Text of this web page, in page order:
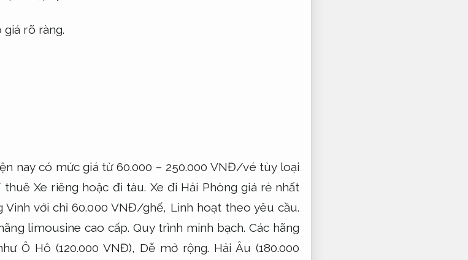
giá rõ ràng.
nay có mức giá từ 60.000 – 250.000 VNĐ/vé tùy loại
Xe riêng hoặc đi tàu. Xe đi Hải Phòng giá rẻ nhất
Vinh với chỉ 60.000 VNĐ/ghế, Linh hoạt theo yêu cầu.
limousine cao cấp. Quy trình minh bạch. Các hãng
Ô Hô (120.000 VNĐ), Dễ mở rộng. Hải Âu (180.000